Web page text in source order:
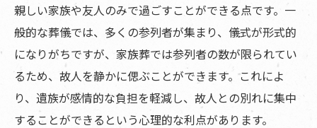
親しい家族や友人のみで過ごすことができる点です。一
般的な葬儀では、多くの参列者が集まり、儀式が形式的
になりがちですが、家族葬では参列者の数が限られてい
るため、故人を静かに偲ぶことができます。これによ
り、遺族が感情的な負担を軽減し、故人との別れに集中
することができるという心理的な利点があります。